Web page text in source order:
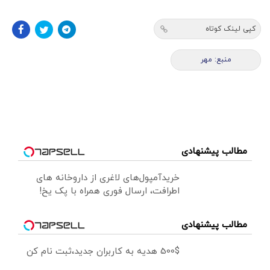
کپی لینک کوتاه
منبع: مهر
مطالب پیشنهادی
خریدآمپول‌های لاغری از داروخانه های
اطرافت، ارسال فوری همراه با پک یخ!
مطالب پیشنهادی
500$ هدیه به کاربران جدید،ثبت نام کن